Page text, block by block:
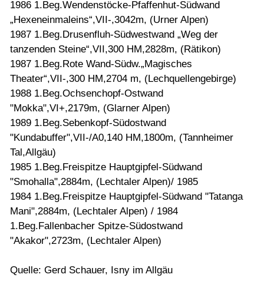
1986 1.Beg.Wendenstöcke-Pfaffenhut-Südwand
„Hexeneinmaleins“,VII-,3042m, (Urner Alpen)
1987 1.Beg.Drusenfluh-Südwestwand „Weg der
tanzenden Steine“,VII,300 HM,2828m, (Rätikon)
1987 1.Beg.Rote Wand-Südw.„Magisches
Theater“,VII-,300 HM,2704 m, (Lechquellengebirge)
1988 1.Beg.Ochsenchopf-Ostwand
"Mokka",VI+,2179m, (Glarner Alpen)
1989 1.Beg.Sebenkopf-Südostwand
"Kundabuffer",VII-/A0,140 HM,1800m, (Tannheimer
Tal,Allgäu)
1985 1.Beg.Freispitze Hauptgipfel-Südwand
"Smohalla",2884m, (Lechtaler Alpen)/ 1985
1984 1.Beg.Freispitze Hauptgipfel-Südwand "Tatanga
Mani",2884m, (Lechtaler Alpen) / 1984
1.Beg.Fallenbacher Spitze-Südostwand
"Akakor",2723m, (Lechtaler Alpen)
Quelle: Gerd Schauer, Isny im Allgäu